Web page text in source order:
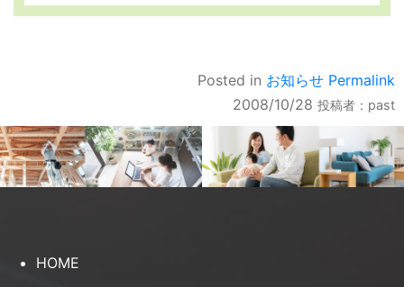
Posted in お知らせ Permalink
2008/10/28 投稿者： past
HOME